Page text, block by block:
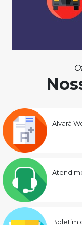
Alvará
Boletim